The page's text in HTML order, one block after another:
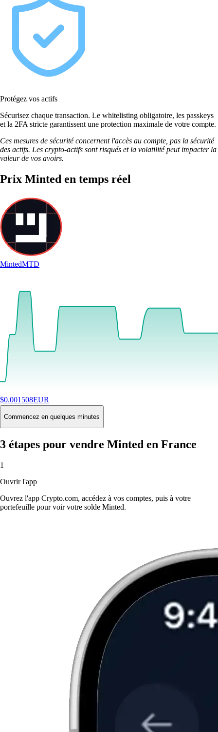
Protégez vos actifs
Sécurisez chaque transaction. Le whitelisting obligatoire, les passkeys
et la 2FA stricte garantissent une protection maximale de votre compte.
Ces mesures de sécurité concernent l'accès au compte, pas la sécurité
des actifs. Les crypto-actifs sont risqués et la volatilité peut impacter la
valeur de vos avoirs.
Prix Minted en temps réel
MintedMTD
$0.001508EUR
+1.57%24H
Buy
Commencez en quelques minutes
3 étapes pour vendre Minted en France
1
Ouvrir l'app
Ouvrez l'app Crypto.com, accédez à vos comptes, puis à votre
portefeuille pour voir votre solde Minted.